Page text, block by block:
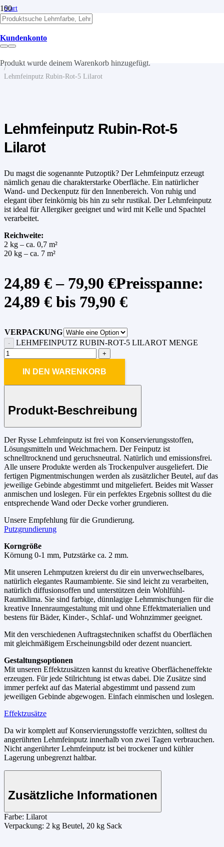
Kundenkonto
Produkt wurde deinem Warenkorb hinzugefügt.
Start
/
Lehm
/
Lehmputze
Lehmfeinputz
/
Lehmfeinputz Rubin-Rot-5 Lilarot
Lehmfeinputz Rubin-Rot-5
Lilarot
Du magst die sogenannte Putzoptik? Der Lehmfeinputz erzeugt
nämlich genau die charakterstarke Oberfläche. Ein natürlicher
Wand- und Deckenputz für den Innenbereich. Von ruhig und
elegant über feinkörnig bis hin zu sehr rustikal. Der Lehmfeinputz
ist ideal für Allergiker geeignet und wird mit Kelle und Spachtel
verarbeitet.
Reichweite:
2 kg – ca. 0,7 m²
20 kg – ca. 7 m²
24,89 € – 79,90 €Preisspanne:
24,89 € bis 79,90 €
VERPACKUNG
LEHMFEINPUTZ RUBIN-ROT-5 LILAROT MENGE
IN DEN WARENKORB
Produkt-Beschreibung
Der Rysse Lehmfeinputz ist frei von Konservierungsstoffen,
Lösungsmitteln und Weichmachern. Der Feinputz ist
schnelltrocknend und geruchsneutral. Natürlich und emissionsfrei.
Alle unsere Produkte werden als Trockenpulver ausgeliefert. Die
fertigen Pigmentmischungen werden als zusätzlicher Beutel, auf das
jeweilige Gebinde abgestimmt und mitgeliefert. Beides mit Wasser
anmischen und loslegen. Für ein perfektes Ergebnis solltest du die
entsprechende Wand oder Decke vorher grundieren.
Unsere Empfehlung für die Grundierung.
Putzgrundierung
Korngröße
Körnung 0-1 mm, Putzstärke ca. 2 mm.
Mit unseren Lehmputzen kreierst du dir ein unverwechselbares,
natürlich elegantes Raumambiente. Sie sind leicht zu verarbeiten,
natürlich diffusionsoffen und unterstützen dein Wohlfühl-
Raumklima. Sie sind farbige, dünnlagige Lehmmischungen für die
kreative Innenraumgestaltung mit und ohne Effektmaterialien und
bestens für Bäder, Kinder-, Schlaf- und Wohnzimmer geeignet.
Mit den verschiedenen Auftragstechniken schaffst du Oberflächen
mit gleichmäßigem Erscheinungsbild oder dezent nuanciert.
Gestaltungsoptionen
Mit unseren Effektzusätzen kannst du kreative Oberflächeneffekte
erzeugen. Für jede Stilrichtung ist etwas dabei. Die Zusätze sind
immer perfekt auf das Material abgestimmt und passend zum
jeweiligen Gebinde abgewogen. Einfach einmischen und loslegen.
Effektzusätze
Da wir komplett auf Konservierungsstoffe verzichten, solltest du
angerührten Lehmfeinputz innerhalb von zwei Tagen verbrauchen.
Nicht angerührter Lehmfeinputz ist bei trockener und kühler
Lagerung unbegrenzt haltbar.
Zusätzliche Informationen
Farbe: Lilarot
Verpackung: 2 kg Beutel, 20 kg Sack